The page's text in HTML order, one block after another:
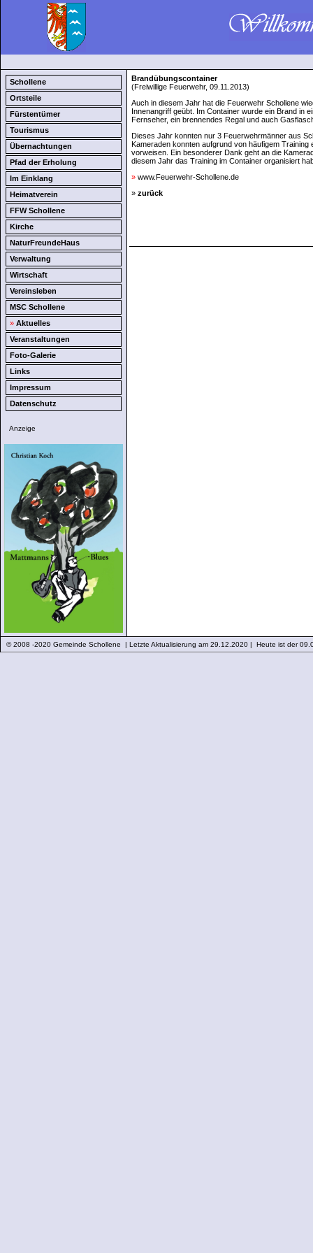
Schollene
Ortsteile
Fürstentümer
Tourismus
Übernachtungen
Pfad der Erholung
Im Einklang
Heimatverein
FFW Schollene
Kirche
NaturFreundeHaus
Verwaltung
Wirtschaft
Vereinsleben
MSC Schollene
» Aktuelles
Veranstaltungen
Foto-Galerie
Links
Impressum
Datenschutz
Anzeige
Brandübungscontainer
(Freiwillige Feuerwehr, 09.11.2013)
Auch in diesem Jahr hat die Feuerwehr Schollene
Innenangriff geübt. Im Container wurde ein Brand in
Fernseher, ein brennendes Regal und auch
Dieses Jahr konnten nur 3 Feuerwehrmänner aus
Kameraden konnten aufgrund von häufigem
vorweisen. Ein besonderer Dank geht an die
diesem Jahr das Training im Container organisiert
» www.Feuerwehr-Schollene.de
» zurück
© 2008 -2020 Gemeinde Schollene | Letzte Aktualisierung am 29.12.2020 | Heute ist der